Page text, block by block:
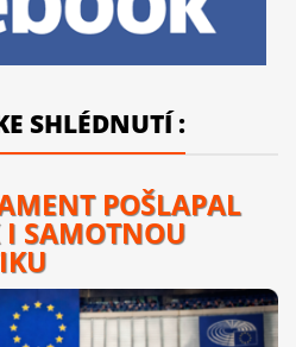
SHLÉDNUTÍ :
POŠLAPAL
I SAMOTNOU